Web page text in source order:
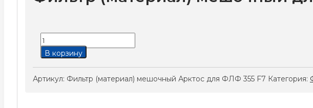
Количество
товара
(материал)
В корзину
Артикул: Фильтр (материал) мешочный Арктос для ФЛФ 355 F7 Категория: